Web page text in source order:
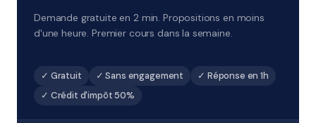
Demande gratuite en 2 min. Propositions en moins
d'une heure. Premier cours dans la semaine.
✓ Gratuit ✓ Sans engagement
✓ Réponse en 1h
✓ Crédit d'impôt 50%